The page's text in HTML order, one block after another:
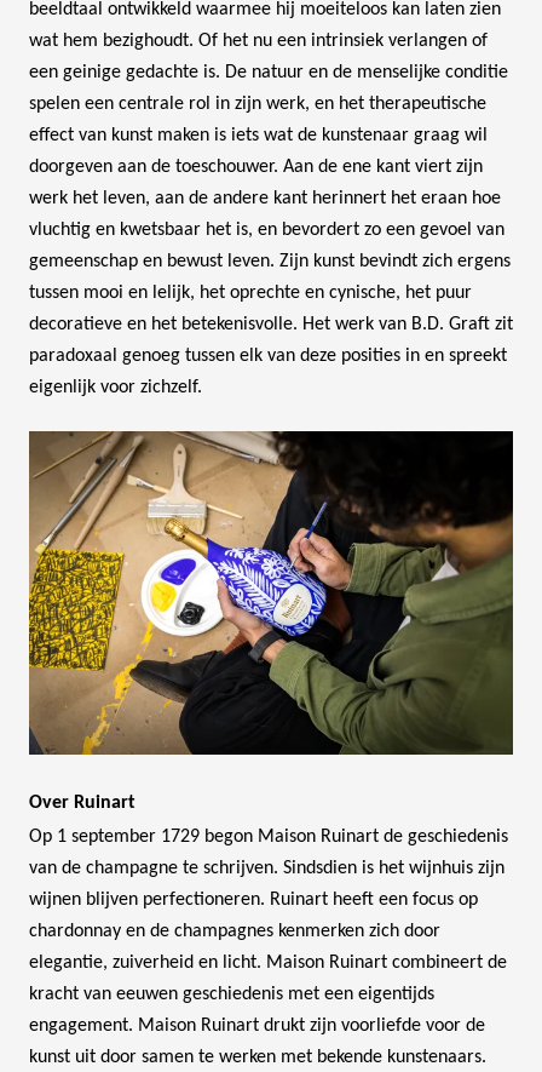
beeldtaal ontwikkeld waarmee hij moeiteloos kan laten zien
wat hem bezighoudt. Of het nu een intrinsiek verlangen of
een geinige gedachte is. De natuur en de menselijke conditie
spelen een centrale rol in zijn werk, en het therapeutische
effect van kunst maken is iets wat de kunstenaar graag wil
doorgeven aan de toeschouwer. Aan de ene kant viert zijn
werk het leven, aan de andere kant herinnert het eraan hoe
vluchtig en kwetsbaar het is, en bevordert zo een gevoel van
gemeenschap en bewust leven. Zijn kunst bevindt zich ergens
tussen mooi en lelijk, het oprechte en cynische, het puur
decoratieve en het betekenisvolle. Het werk van B.D. Graft zit
paradoxaal genoeg tussen elk van deze posities in en spreekt
eigenlijk voor zichzelf.
Over Ruinart
Op 1 september 1729 begon Maison Ruinart de geschiedenis
van de champagne te schrijven. Sindsdien is het wijnhuis zijn
wijnen blijven perfectioneren. Ruinart heeft een focus op
chardonnay en de champagnes kenmerken zich door
elegantie, zuiverheid en licht. Maison Ruinart combineert de
kracht van eeuwen geschiedenis met een eigentijds
engagement. Maison Ruinart drukt zijn voorliefde voor de
kunst uit door samen te werken met bekende kunstenaars.